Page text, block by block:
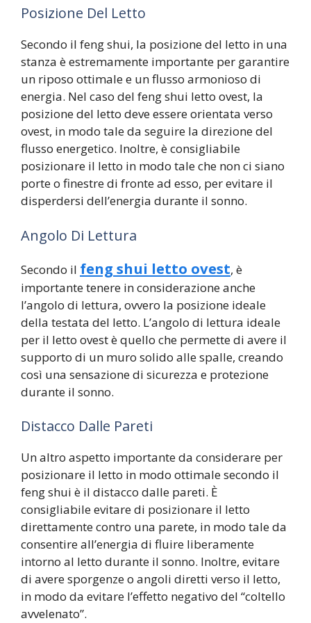
Posizione Del Letto
Secondo il feng shui, la posizione del letto in una
stanza è estremamente importante per garantire
un riposo ottimale e un flusso armonioso di
energia. Nel caso del feng shui letto ovest, la
posizione del letto deve essere orientata verso
ovest, in modo tale da seguire la direzione del
flusso energetico. Inoltre, è consigliabile
posizionare il letto in modo tale che non ci siano
porte o finestre di fronte ad esso, per evitare il
disperdersi dell’energia durante il sonno.
Angolo Di Lettura
Secondo il feng shui letto ovest, è
importante tenere in considerazione anche
l’angolo di lettura, ovvero la posizione ideale
della testata del letto. L’angolo di lettura ideale
per il letto ovest è quello che permette di avere il
supporto di un muro solido alle spalle, creando
così una sensazione di sicurezza e protezione
durante il sonno.
Distacco Dalle Pareti
Un altro aspetto importante da considerare per
posizionare il letto in modo ottimale secondo il
feng shui è il distacco dalle pareti. È
consigliabile evitare di posizionare il letto
direttamente contro una parete, in modo tale da
consentire all’energia di fluire liberamente
intorno al letto durante il sonno. Inoltre, evitare
di avere sporgenze o angoli diretti verso il letto,
in modo da evitare l’effetto negativo del “coltello
avvelenato”.